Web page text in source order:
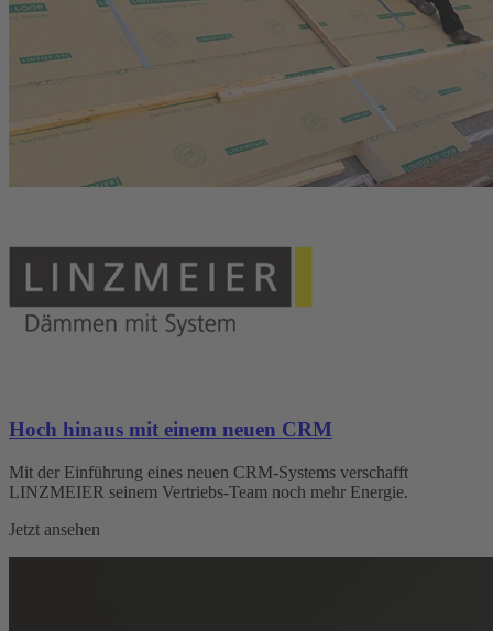
Hoch hinaus mit einem neuen CRM
Mit der Einführung eines neuen CRM-Systems verschafft
LINZMEIER seinem Vertriebs-Team noch mehr Energie.
Jetzt ansehen